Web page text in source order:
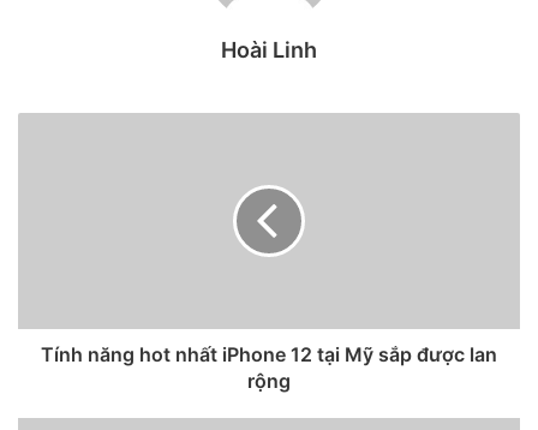
nhiều đại lý nên vắng mặt trong thống kê này.
Hoài Linh
Tính năng hot nhất iPhone 12 tại Mỹ sắp được lan
rộng